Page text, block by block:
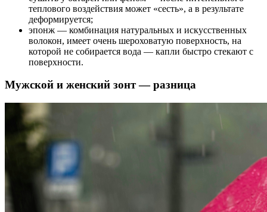
теплового воздействия может «сесть», а в результате
деформируется;
эпонж — комбинация натуральных и искусственных
волокон, имеет очень шероховатую поверхность, на
которой не собирается вода — капли быстро стекают с
поверхности.
Мужской и женский зонт — разница